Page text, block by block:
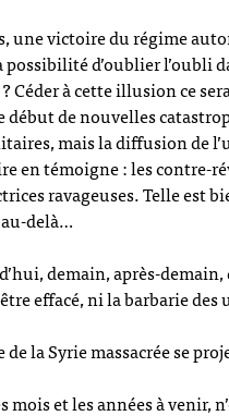
une victoire du régime
d’oublier l’oubli
Céder à cette illusion ce
début de nouvelles
mais la diffusion de
en témoigne : les contre-
ravageuses. Telle est
delà…
demain, après-
effacé, ni la barbarie
de la Syrie massacrée se
mois et les années à venir,